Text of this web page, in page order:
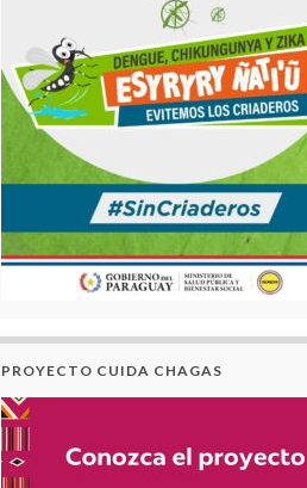
PROYECTO CUIDA CHAGAS